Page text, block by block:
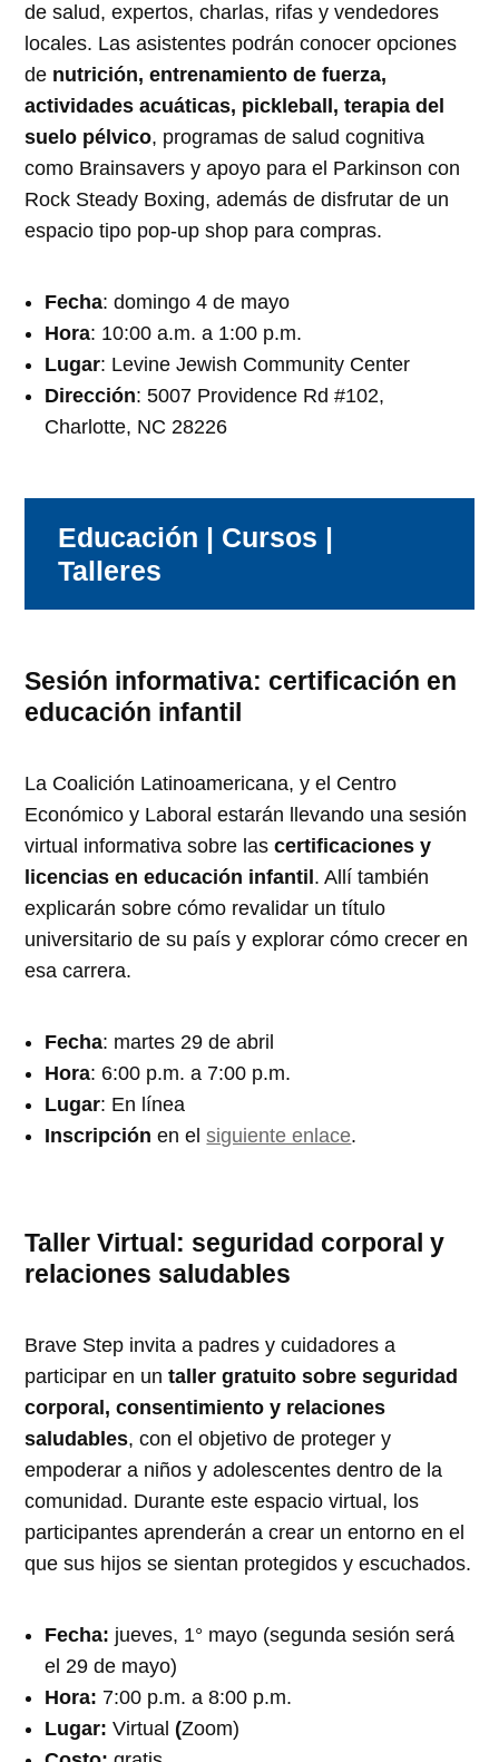
de salud, expertos, charlas, rifas y vendedores
locales. Las asistentes podrán conocer opciones
de nutrición, entrenamiento de fuerza,
actividades acuáticas, pickleball, terapia del
suelo pélvico, programas de salud cognitiva
como Brainsavers y apoyo para el Parkinson con
Rock Steady Boxing, además de disfrutar de un
espacio tipo pop-up shop para compras.
Fecha: domingo 4 de mayo
Hora: 10:00 a.m. a 1:00 p.m.
Lugar: Levine Jewish Community Center
Dirección: 5007 Providence Rd #102,
Charlotte, NC 28226
Educación | Cursos |
Talleres
Sesión informativa: certificación en
educación infantil
La Coalición Latinoamericana, y el Centro
Económico y Laboral estarán llevando una sesión
virtual informativa sobre lascertificaciones y
licencias en educación infantil . Allí también
explicarán sobre cómo revalidar un título
universitario de su país y explorar cómo crecer en
esa carrera.
Fecha: martes 29 de abril
Hora: 6:00 p.m. a 7:00 p.m.
Lugar: En línea
Inscripción en elsiguiente enlace.
Taller Virtual: seguridad corporal y
relaciones saludables
Brave Step invita a padres y cuidadores a
participar en untaller gratuito sobre seguridad
corporal, consentimiento y relaciones
saludables, con el objetivo de proteger y
empoderar a niños y adolescentes dentro de la
comunidad. Durante este espacio virtual, los
participantes aprenderán a crear un entorno en el
que sus hijos se sientan protegidos y escuchados.
Fecha: jueves, 1° mayo (segunda sesión será
el 29 de mayo)
Hora: 7:00 p.m. a 8:00 p.m.
Lugar:Virtual (Zoom)